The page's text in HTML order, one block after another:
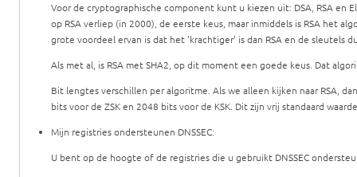
Voor de cryptographische component kunt u kiezen uit: DSA, RSA en
op RSA verliep (in 2000), de eerste keus, maar inmiddels is RSA het
grote voordeel ervan is dat het 'krachtiger' is dan RSA en de sleutels
Als met al, is RSA met SHA2, op dit moment een goede keus. Dat
Bit lengtes verschillen per algoritme. Als we alleen kijken naar RSA,
bits voor de ZSK en 2048 bits voor de KSK. Dit zijn vrij standaard
Mijn registries ondersteunen DNSSEC:
U bent op de hoogte of de registries die u gebruikt DNSSEC